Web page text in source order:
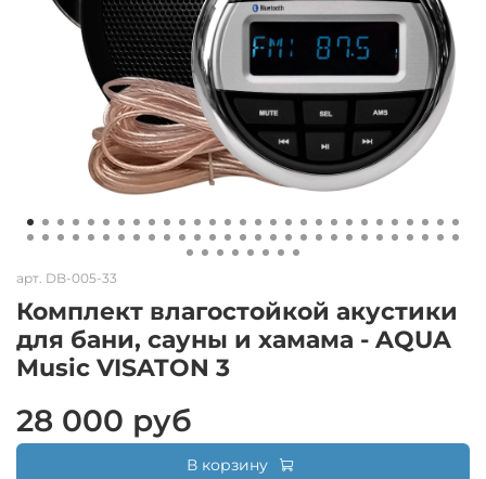
арт. DB-005-33
Комплект влагостойкой акустики
для бани, сауны и хамама - AQUA
Music VISATON 3
28 000 руб
В корзину